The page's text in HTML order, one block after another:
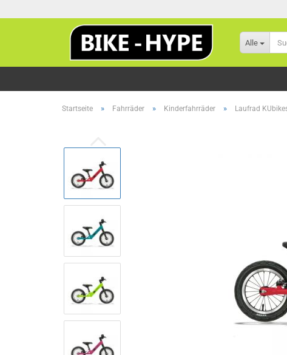
Alle
Startseite » Fahrräder » Kinderfahrräder » Laufrad